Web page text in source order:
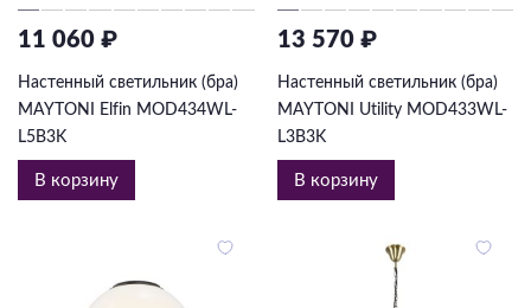
11 060 ₽
Настенный светильник (бра)
MAYTONI Elfin MOD434WL-
L5B3K
В корзину
13 570 ₽
Настенный светильник (бра)
MAYTONI Utility MOD433WL-
L3B3K
В корзину